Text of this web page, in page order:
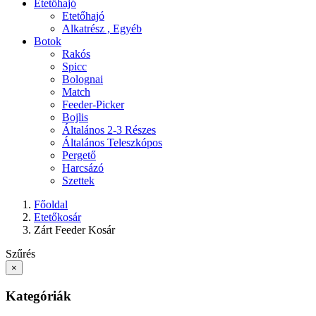
Etetőhajó
Etetőhajó
Alkatrész , Egyéb
Botok
Rakós
Spicc
Bolognai
Match
Feeder-Picker
Bojlis
Általános 2-3 Részes
Általános Teleszkópos
Pergető
Harcsázó
Szettek
Főoldal
Etetőkosár
Zárt Feeder Kosár
Szűrés
×
Kategóriák